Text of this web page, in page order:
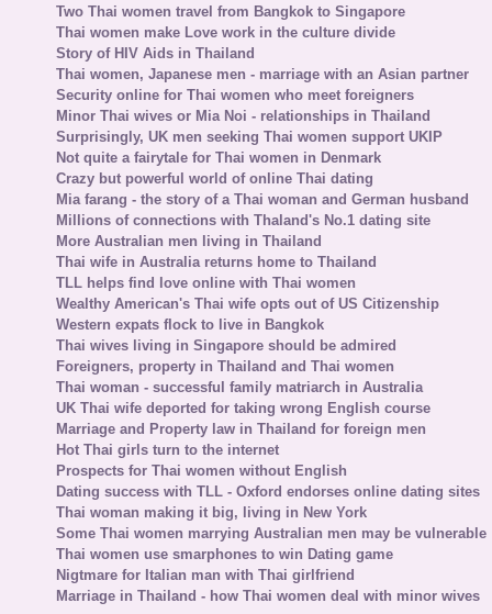
Two Thai women travel from Bangkok to Singapore
Thai women make Love work in the culture divide
Story of HIV Aids in Thailand
Thai women, Japanese men - marriage with an Asian partner
Security online for Thai women who meet foreigners
Minor Thai wives or Mia Noi - relationships in Thailand
Surprisingly, UK men seeking Thai women support UKIP
Not quite a fairytale for Thai women in Denmark
Crazy but powerful world of online Thai dating
Mia farang - the story of a Thai woman and German husband
Millions of connections with Thaland's No.1 dating site
More Australian men living in Thailand
Thai wife in Australia returns home to Thailand
TLL helps find love online with Thai women
Wealthy American's Thai wife opts out of US Citizenship
Western expats flock to live in Bangkok
Thai wives living in Singapore should be admired
Foreigners, property in Thailand and Thai women
Thai woman - successful family matriarch in Australia
UK Thai wife deported for taking wrong English course
Marriage and Property law in Thailand for foreign men
Hot Thai girls turn to the internet
Prospects for Thai women without English
Dating success with TLL - Oxford endorses online dating sites
Thai woman making it big, living in New York
Some Thai women marrying Australian men may be vulnerable
Thai women use smarphones to win Dating game
Nigtmare for Italian man with Thai girlfriend
Marriage in Thailand - how Thai women deal with minor wives